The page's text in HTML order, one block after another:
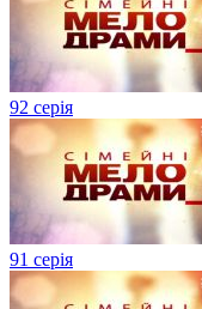
92 серія
91 серія